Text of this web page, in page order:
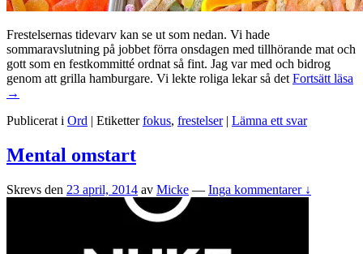
Frestelsernas tidevarv kan se ut som nedan. Vi hade
sommaravslutning på jobbet förra onsdagen med tillhörande mat och
gott som en festkommitté ordnat så fint. Jag var med och bidrog
genom att grilla hamburgare. Vi lekte roliga lekar så det Fortsätt läsa
→
Publicerat i Ord | Etiketter fokus, frestelser | Lämna ett svar
Mental omstart
Skrevs den 23 april, 2014 av Micke — Inga kommentarer ↓